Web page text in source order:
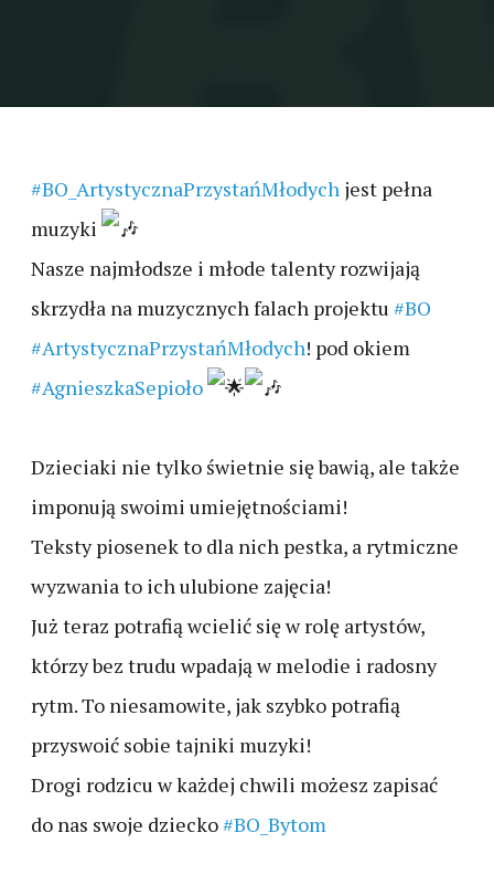
#BO_ArtystycznaPrzystańMłodych jest pełna
muzyki
Nasze najmłodsze i młode talenty rozwijają
skrzydła na muzycznych falach projektu #BO
#ArtystycznaPrzystańMłodych! pod okiem
#AgnieszkaSepioło
Dzieciaki nie tylko świetnie się bawią, ale także
imponują swoimi umiejętnościami!
Teksty piosenek to dla nich pestka, a rytmiczne
wyzwania to ich ulubione zajęcia!
Już teraz potrafią wcielić się w rolę artystów,
którzy bez trudu wpadają w melodie i radosny
rytm. To niesamowite, jak szybko potrafią
przyswoić sobie tajniki muzyki!
Drogi rodzicu w każdej chwili możesz zapisać
do nas swoje dziecko#BO_Bytom